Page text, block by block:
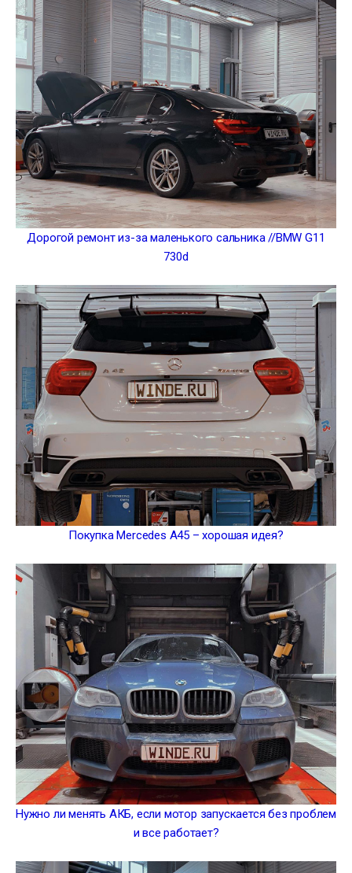
Дорогой ремонт из-за маленького сальника //BMW G11
730d
Покупка Mercedes A45 – хорошая идея?
Нужно ли менять АКБ, если мотор запускается без проблем
и все работает?